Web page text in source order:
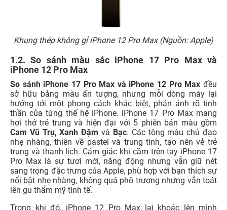
Khung thép không gỉ iPhone 12 Pro Max (Nguồn: Apple)
1.2. So sánh màu sắc iPhone 17 Pro Max và
iPhone 12 Pro Max
So sánh iPhone 17 Pro Max và iPhone 12 Pro Max đều
sở hữu bảng màu ấn tượng, nhưng mỗi dòng máy lại
hướng tới một phong cách khác biệt, phản ánh rõ tinh
thần của từng thế hệ iPhone. iPhone 17 Pro Max mang
hơi thở trẻ trung và hiện đại với 5 phiên bản màu gồm
Cam Vũ Trụ, Xanh Đậmvà Bạc. Các tông màu chủ đạo
nhẹ nhàng, thiên về pastel và trung tính, tạo nên vẻ trẻ
trung và thanh lịch. Cảm giác khi cầm trên tay iPhone 17
Pro Max là sự tươi mới, năng động nhưng vẫn giữ nét
sang trọng đặc trưng của Apple, phù hợp với bạn thích sự
nổi bật nhẹ nhàng, không quá phô trương nhưng vẫn toát
lên gu thẩm mỹ tinh tế.
Trong khi đó, iPhone 12 Pro Max lại khoác lên mình